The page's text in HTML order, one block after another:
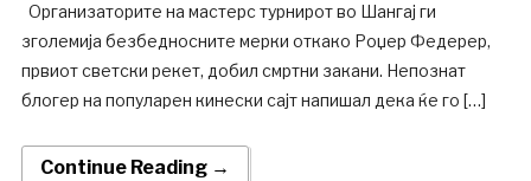
Организаторите на мастерс турнирот во Шангај ги
зголемија безбедносните мерки откако Роџер Федерер,
првиот светски рекет, добил смртни закани. Непознат
блогер на популарен кинески сајт напишал дека ќе го […]
Continue Reading →